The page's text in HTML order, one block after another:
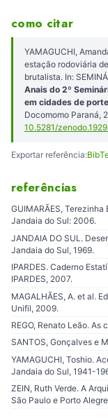
como citar
YAMAGUCHI,
estação rodoviária
brutalista. In:
Anais do 2º
em cidades de
Docomomo Paraná,
10.5281/
Exportar referência:
referências
GUIMARÃES,
Jandaia do Sul: 2006.
JANDAIA DO SUL.
Jandaia do Sul, 1969.
IPARDES. Caderno
IPARDES, 2007.
MAGALHÃES, A. et al.
Unifil, 2009.
REGO, Renato Leão.
SANTOS, Gonçalves e
YAMAGUCHI, Toshio.
Jandaia do Sul, 1941-
ZEIN, Ruth Verde. A
São Paulo e Porto